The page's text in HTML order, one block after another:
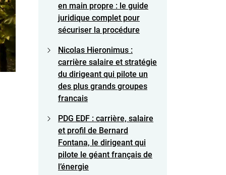
en main propre : le guide
juridique complet pour
sécuriser la procédure
Nicolas Hieronimus :
carrière salaire et stratégie
du dirigeant qui pilote un
des plus grands groupes
francais
PDG EDF : carrière, salaire
et profil de Bernard
Fontana, le dirigeant qui
pilote le géant français de
l’énergie